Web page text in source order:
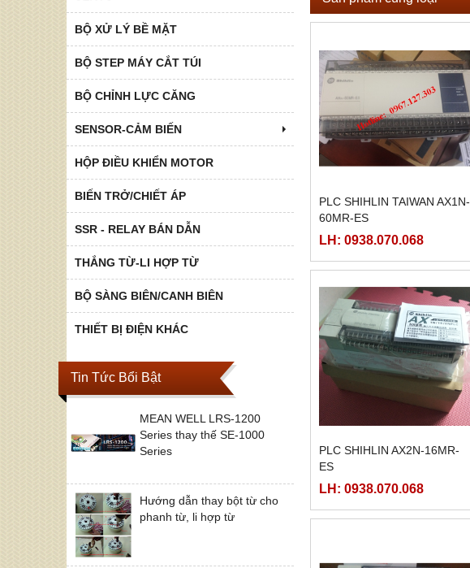
BỘ XỬ LÝ BỀ MẶT
BỘ STEP MÁY CẮT TÚI
BỘ CHỈNH LỰC CĂNG
SENSOR-CẢM BIẾN
HỘP ĐIỀU KHIỂN MOTOR
BIẾN TRỞ/CHIẾT ÁP
SSR - RELAY BÁN DẪN
THẮNG TỪ-LI HỢP TỪ
BỘ SÀNG BIÊN/CANH BIÊN
THIẾT BỊ ĐIỆN KHÁC
Tin Tức Bổi Bật
MEAN WELL LRS-1200
Series thay thế SE-1000
Series
Hướng dẫn thay bột từ cho
phanh từ, li hợp từ
PLC SHIHLIN TAIWAN AX1N-
60MR-ES
LH: 0938.070.068
PLC SHIHLIN AX2N-16MR-
ES
LH: 0938.070.068